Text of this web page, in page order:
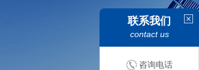
联系我们
contact us
咨询电话